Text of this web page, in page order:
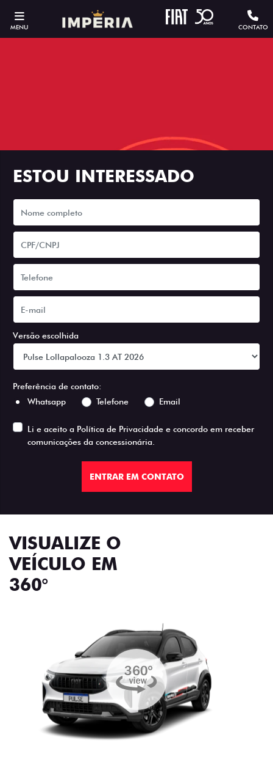
MENU CONTATO
ESTOU INTERESSADO
Versão escolhida
Preferência de contato:
Whatsapp
Telefone Email
Li e aceito a Política de Privacidade e concordo em receber
comunicações da concessionária.
ENTRAR EM CONTATO
VISUALIZE O
VEÍCULO EM
360°